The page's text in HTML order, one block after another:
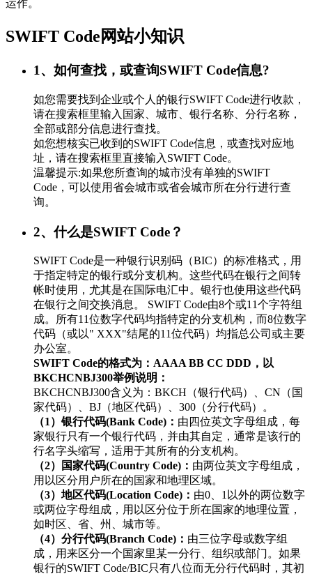
运作。
SWIFT Code网站小知识
1、如何查找，或查询SWIFT Code信息?
如您需要找到企业或个人的银行SWIFT Code进行收款，
请在搜索框里输入国家、城市、银行名称、分行名称，
全部或部分信息进行查找。
如您想核实已收到的SWIFT Code信息，或查找对应地
址，请在搜索框里直接输入SWIFT Code。
温馨提示:如果您所查询的城市没有单独的SWIFT
Code，可以使用省会城市或省会城市所在分行进行查
询。
2、什么是SWIFT Code？
SWIFT Code是一种银行识别码（BIC）的标准格式，用
于指定特定的银行或分支机构。这些代码在银行之间转
帐时使用，尤其是在国际电汇中。银行也使用这些代码
在银行之间交换消息。 SWIFT Code由8个或11个字符组
成。所有11位数字代码均指特定的分支机构，而8位数字
代码（或以" XXX"结尾的11位代码）均指总公司或主要
办公室。
SWIFT Code的格式为：AAAA BB CC DDD，以
BKCHCNBJ300举例说明：
BKCHCNBJ300含义为：BKCH（银行代码）、CN（国
家代码）、BJ（地区代码）、300（分行代码）。
（1）银行代码(Bank Code)： 由四位英文字母组成，每
家银行只有一个银行代码，并由其自定，通常是该行的
行名字头缩写，适用于其所有的分支机构。
（2）国家代码(Country Code)： 由两位英文字母组成，
用以区分用户所在的国家和地理区域。
（3）地区代码(Location Code)： 由0、1以外的两位数字
或两位字母组成，用以区分位于所在国家的地理位置，
如时区、省、州、城市等。
（4）分行代码(Branch Code)： 由三位字母或数字组
成，用来区分一个国家里某一分行、组织或部门。如果
银行的SWIFT Code/BIC只有八位而无分行代码时，其初